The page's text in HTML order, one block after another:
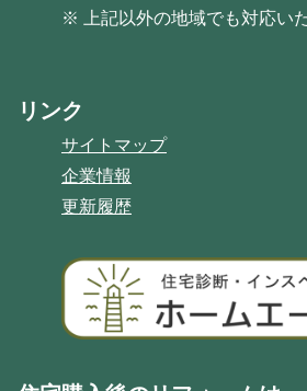
※ 上記以外の地域でも対応い
リンク
サイトマップ
企業情報
更新履歴